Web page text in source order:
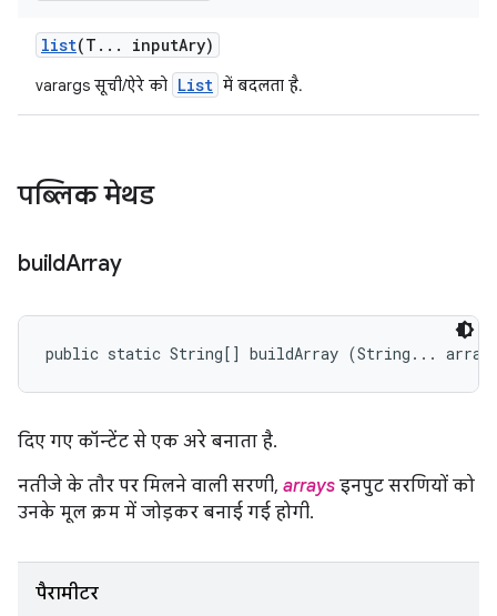
list(T . . . inputAry)
varargs सूची/ऐरे को List में बदलता है.
पब्लिक मेथड
buildArray
public static String[] buildArray (String...
दिए गए कॉन्टेंट से एक अरे बनाता है.
नतीजे के तौर पर मिलने वाली सरणी, arrays इनपुट सरणियों को
उनके मूल क्रम में जोड़कर बनाई गई होगी.
पैरामीटर